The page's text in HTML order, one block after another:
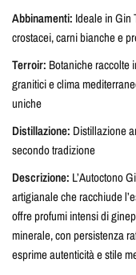
Abbinamenti: Ideale in Gin
crostacei, carni bianche e
Terroir: Botaniche raccolte
granitici e clima
uniche
Distillazione: Distillazione
secondo tradizione
Descrizione: L’Autoctono
artigianale che racchiude
offre profumi intensi di
minerale, con persistenza
esprime autenticità e stile